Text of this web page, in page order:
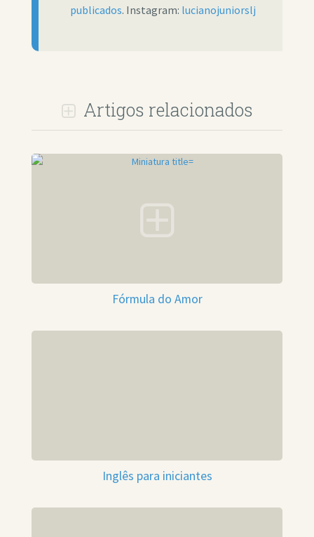
publicados. Instagram: lucianojuniorslj
Artigos relacionados
Fórmula do Amor
Inglês para iniciantes